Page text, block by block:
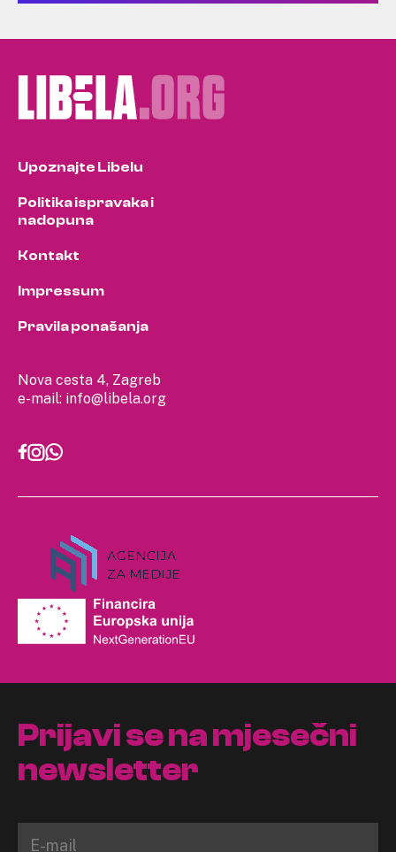
Nova cesta 4, Zagreb
e-mail: info@libela.org
Upoznajte Libelu
Politika ispravaka i
nadopuna
Kontakt
Impressum
Pravila ponašanja
Prijavi se na mjesečni
newsletter